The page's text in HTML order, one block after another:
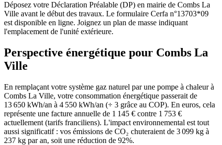
Déposez votre Déclaration Préalable (DP) en mairie de Combs La
Ville avant le début des travaux. Le formulaire Cerfa n°13703*09
est disponible en ligne. Joignez un plan de masse indiquant
l'emplacement de l'unité extérieure.
Perspective énergétique pour Combs La
Ville
En remplaçant votre système gaz naturel par une pompe à chaleur à
Combs La Ville, votre consommation énergétique passerait de
13 650 kWh/an à 4 550 kWh/an (÷ 3 grâce au COP). En euros, cela
représente une facture annuelle de 1 145 € contre 1 753 €
actuellement (tarifs franciliens). L'impact environnemental est tout
aussi significatif : vos émissions de CO₂ chuteraient de 3 099 kg à
237 kg par an, soit une réduction de 92%.